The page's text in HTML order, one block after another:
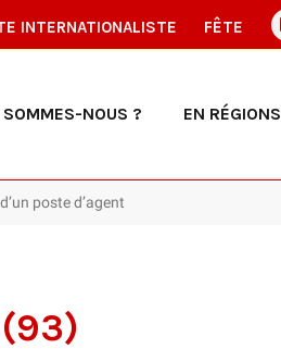
INTERNATIONALISTE FÊTE
SOMMES-NOUS ? EN RÉGIONS
poste d’agent